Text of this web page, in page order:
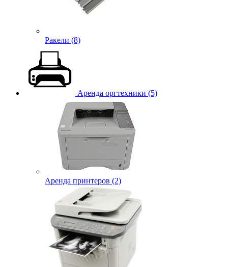
Ракели (8)
Аренда оргтехники (5)
Аренда принтеров (2)